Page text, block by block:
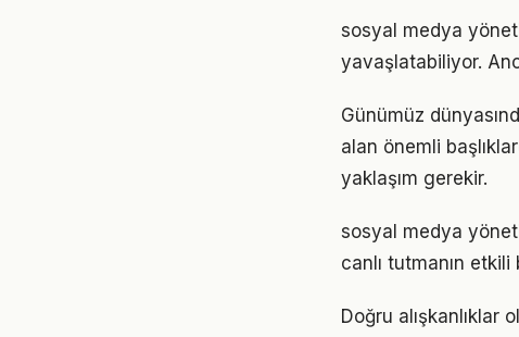
sosyal medya
yavaşlatabiliyor.
Günümüz
alan önemli
yaklaşım gerekir.
sosyal medya
canlı tutmanın
Doğru